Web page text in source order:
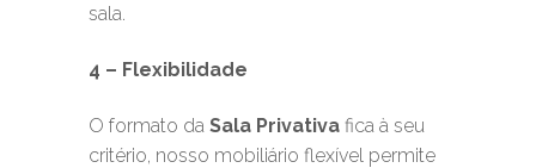
sala.
4 – Flexibilidade
O formato da Sala Privativa fica à seu
critério, nosso mobiliário flexível permite